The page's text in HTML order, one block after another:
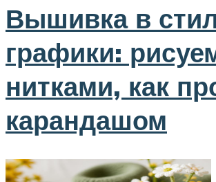
Вышивка в
графики:
нитками, как
карандашом